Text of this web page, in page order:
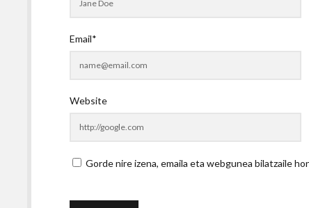
Email*
Website
Gorde nire izena, emaila eta webgunea bilatzaile